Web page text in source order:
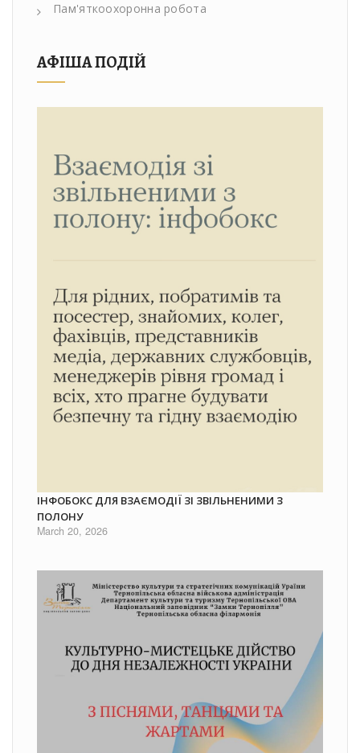
Пам'яткоохоронна робота
АФІША ПОДІЙ
ІНФОБОКС ДЛЯ ВЗАЄМОДІЇ ЗІ ЗВІЛЬНЕНИМИ З
ПОЛОНУ
March 20, 2026